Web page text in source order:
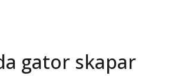
gator skapar